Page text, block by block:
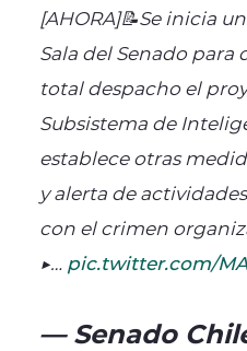
[AHORA]📝Se inicia
Sala del Senado para
total despacho el
Subsistema de
establece otras
y alerta de
con el crimen
▶️… pic.twitter.com/
— Senado